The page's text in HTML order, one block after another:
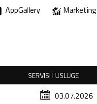
AppGallery Marketing
SERVISI I USLUGE
03.07.2026